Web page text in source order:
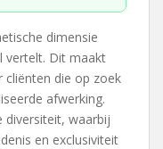
dimensie
vertelt. Dit maakt
die op zoek
afwerking.
diversiteit, waarbij
en exclusiviteit